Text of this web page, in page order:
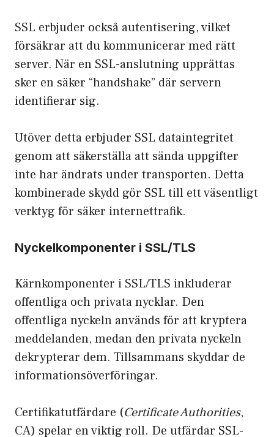
SSL erbjuder också autentisering, vilket
försäkrar att du kommunicerar med rätt
server. När en SSL-anslutning upprättas
sker en säker “handshake” där servern
identifierar sig.
Utöver detta erbjuder SSL dataintegritet
genom att säkerställa att sända uppgifter
inte har ändrats under transporten. Detta
kombinerade skydd gör SSL till ett väsentligt
verktyg för säker internettrafik.
Nyckelkomponenter i SSL/TLS
Kärnkomponenter i SSL/TLS inkluderar
offentliga och privata nycklar. Den
offentliga nyckeln används för att kryptera
meddelanden, medan den privata nyckeln
dekrypterar dem. Tillsammans skyddar de
informationsöverföringar.
Certifikatutfärdare (Certificate Authorities,
CA) spelar en viktig roll. De utfärdar SSL-